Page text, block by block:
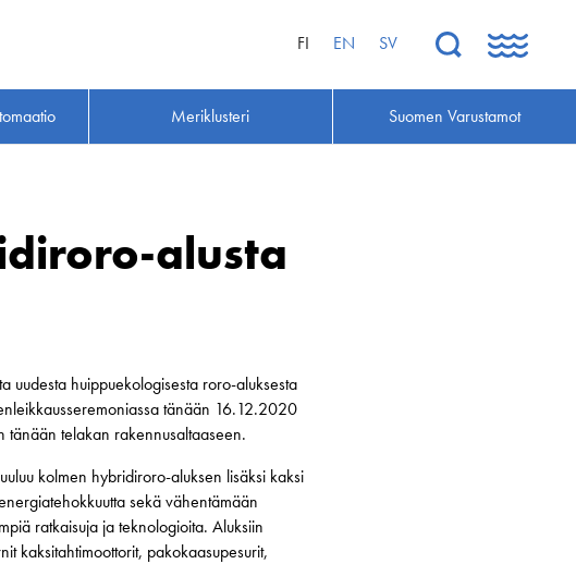
FI EN SV
Meriklusteri Suomen Varustamot
alusta
uudesta huippuekologisesta roro-aluksesta
tänään 16.12.2020
telakan rakennusaltaaseen.
kolmen hybridiroro-aluksen lisäksi kaksi
sekä vähentämään
ratkaisuja ja teknologioita. Aluksiin
kaksitahtimoottorit, pakokaasupesurit,